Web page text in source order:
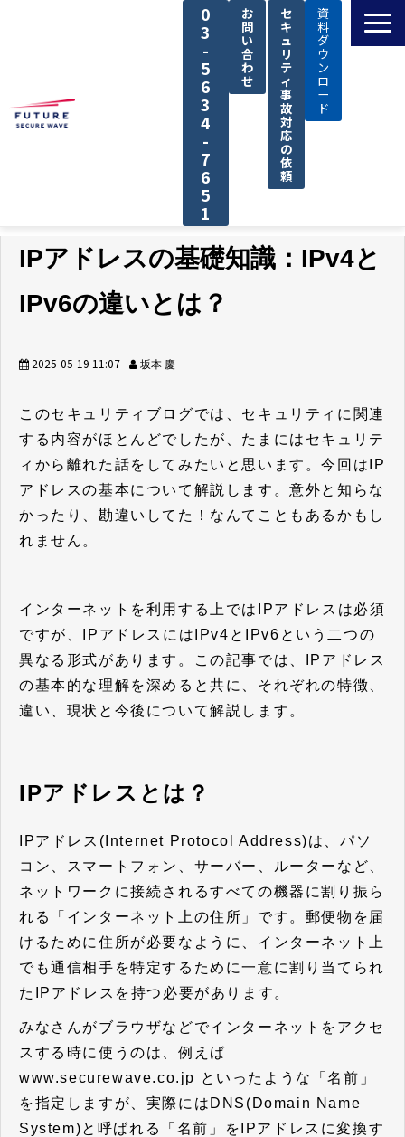
0
3
-
5
6
3
4
-
7
6
5
1
お
問
い
合
わ
せ
セ
キ
ュ
リ
テ
ィ
事
故
対
応
の
依
頼
資
料
ダ
ウ
ン
ロ
ー
ド
TOP
私たちの強み
解決できる課題
セミナー/イベント
セキュリティブログ
会社案内
IPアドレスの基礎知識：IPv4と
IPv6の違いとは？
2025-05-19 11:07 坂本 慶
このセキュリティブログでは、セキュリティに関連
する内容がほとんどでしたが、たまにはセキュリテ
ィから離れた話をしてみたいと思います。今回はIP
アドレスの基本について解説します。意外と知らな
かったり、勘違いしてた！なんてこともあるかもし
れません。
インターネットを利用する上ではIPアドレスは必須
ですが、IPアドレスにはIPv4とIPv6という二つの
異なる形式があります。この記事では、IPアドレス
の基本的な理解を深めると共に、それぞれの特徴、
違い、現状と今後について解説します。
IPアドレスとは？
IPアドレス(Internet Protocol Address)は、パソ
コン、スマートフォン、サーバー、ルーターなど、
ネットワークに接続されるすべての機器に割り振ら
れる「インターネット上の住所」です。郵便物を届
けるために住所が必要なように、インターネット上
でも通信相手を特定するために一意に割り当てられ
たIPアドレスを持つ必要があります。
みなさんがブラウザなどでインターネットをアクセ
スする時に使うのは、例えば
www.securewave.co.jp といったような「名前」
を指定しますが、実際にはDNS(Domain Name
System)と呼ばれる「名前」をIPアドレスに変換す